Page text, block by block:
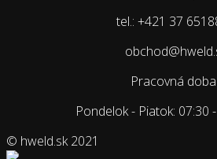
tel.: +421 37
Pracovná doba
Pondelok - Piatok: 07:30
© hweld.sk 2021